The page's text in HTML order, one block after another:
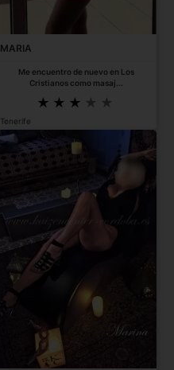
MARIA
Me encuentro de nuevo en Los
Cristianos como masaj...
Tenerife